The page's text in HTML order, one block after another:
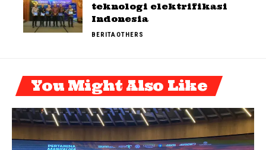
teknologi elektrifikasi
Indonesia
BERITAOTHERS
You Might Also Like